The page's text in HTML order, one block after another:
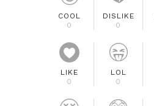
COOL
0
DISLIKE
0
LIKE
0
LOL
0